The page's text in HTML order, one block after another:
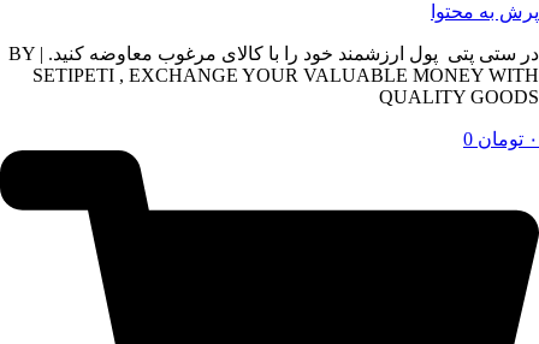
پرش به محتوا
در ستی پتی پول ارزشمند خود را با کالای مرغوب معاوضه کنید. | BY
SETIPETI , EXCHANGE YOUR VALUABLE MONEY WITH
QUALITY GOODS
۰ تومان 0